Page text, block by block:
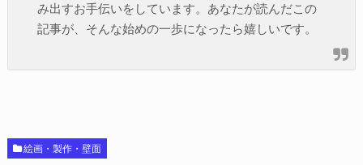
み出すお手伝いをしています。あなたが読んだこの
記事が、そんな始めの一歩になったら嬉しいです。
絵画・製作・壁面